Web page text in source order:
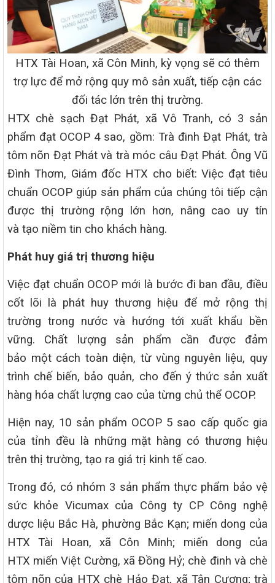
HTX Tài Hoan, xã Côn Minh, kỳ vọng sẽ có thêm
trợ lực để mở rộng quy mô sản xuất, tiếp cận các
đối tác lớn trên thị trường.
HTX chè sạch Đạt Phát, xã Vô Tranh, có 3 sản
phẩm đạt OCOP 4 sao, gồm: Trà đinh Đạt Phát, trà
tôm nõn Đạt Phát và trà móc câu Đạt Phát. Ông Vũ
Đình Thơm, Giám đốc HTX cho biết: Việc đạt tiêu
chuẩn OCOP giúp sản phẩm của chúng tôi tiếp cận
được thị trường rộng lớn hơn, nâng cao uy tín
và tạo niềm tin cho khách hàng.
Phát huy giá trị thương hiệu
Việc đạt chuẩn OCOP mới là bước đi ban đầu, điều
cốt lõi là phát huy thương hiệu để mở rộng thị
trường trong nước và hướng tới xuất khẩu bền
vững. Chất lượng sản phẩm cần được đảm
bảo một cách toàn diện, từ vùng nguyên liệu, quy
trình chế biến, bảo quản, cho đến ý thức sản xuất
hàng hóa chất lượng cao của từng chủ thể OCOP.
Hiện nay, 10 sản phẩm OCOP 5 sao cấp quốc gia
của tỉnh đều là những mặt hàng có thương hiệu
trên thị trường, tạo ra giá trị kinh tế cao.
Trong đó, có nhóm 3 sản phẩm thực phẩm bảo vệ
sức khỏe Vicumax của Công ty CP Công nghệ
dược liệu Bắc Hà, phường Bắc Kạn; miến dong của
HTX Tài Hoan, xã Côn Minh; miến dong của
HTX miến Việt Cường, xã Đồng Hỷ; chè đinh và chè
tôm nõn của HTX chè Hảo Đạt, xã Tân Cương; trà